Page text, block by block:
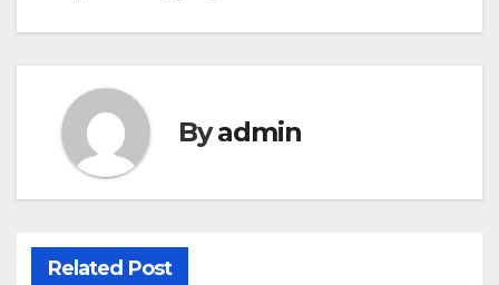
Byadmin
Related Post